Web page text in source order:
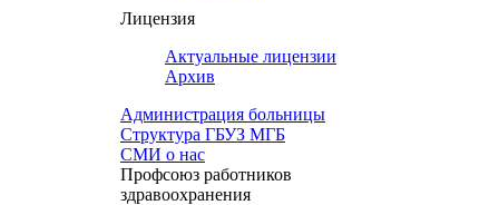
Лицензия
Актуальные лицензии
Архив
Администрация больницы
Структура ГБУЗ МГБ
СМИ о нас
Профсоюз работников
здравоохранения